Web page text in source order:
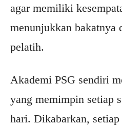
agar memiliki
menunjukkan bakatnya
pelatih.
Akademi PSG sendiri
yang memimpin setiap
hari. Dikabarkan,